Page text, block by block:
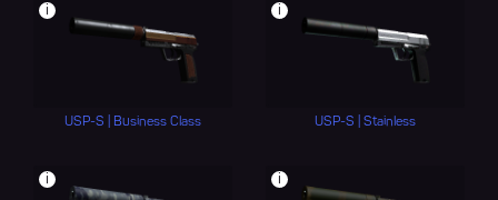
i
USP-S | Business Class
i
USP-S | Stainless
i i